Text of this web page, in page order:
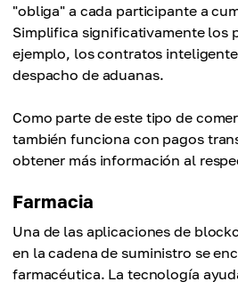
"obliga" a cada participante a
Simplifica significativamente los
ejemplo, los contratos
despacho de aduanas.
Como parte de este tipo de
también funciona con pagos
obtener más información al
Farmacia
Una de las aplicaciones de
en la cadena de suministro se
farmacéutica. La tecnología